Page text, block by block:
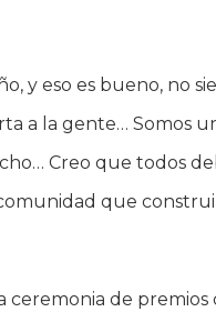
y eso es bueno, no
a la gente… Somos
Creo que todos
que
ceremonia de